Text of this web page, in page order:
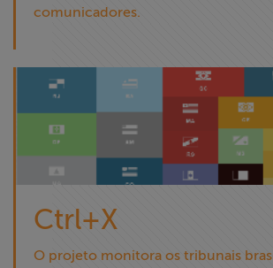
comunicadores.
Ctrl+X
O projeto monitora os tribunais